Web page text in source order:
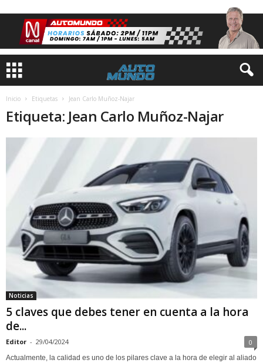
Inicio Etiquetas Jean Carlo Muñoz-Najar
Etiqueta: Jean Carlo Muñoz-Najar
Noticias
5 claves que debes tener en cuenta a la hora
de...
Editor - 29/04/2024 0
Actualmente, la calidad es uno de los pilares clave a la hora de elegir al aliado